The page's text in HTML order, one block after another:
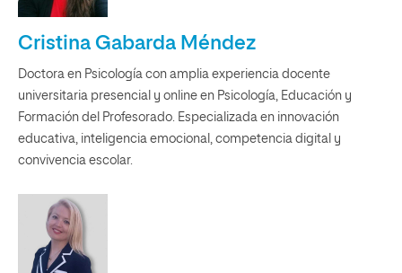
Cristina Gabarda Méndez
Doctora en Psicología con amplia experiencia docente
universitaria presencial y online en Psicología, Educación y
Formación del Profesorado. Especializada en innovación
educativa, inteligencia emocional, competencia digital y
convivencia escolar.